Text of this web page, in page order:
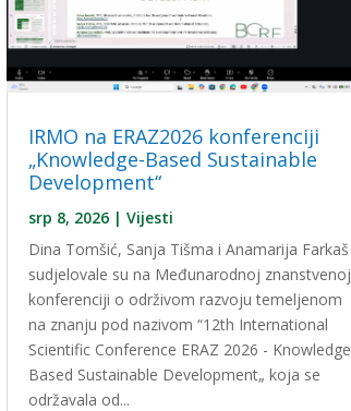
IRMO na ERAZ2026 konferenciji
„Knowledge-Based Sustainable
Development“
srp 8, 2026| Vijesti
Dina Tomšić, Sanja Tišma i Anamarija Farkaš
sudjelovale su na Međunarodnoj znanstvenoj
konferenciji o održivom razvoju temeljenom
na znanju pod nazivom “12th International
Scientific Conference ERAZ 2026 - Knowledge
Based Sustainable Development„ koja se
održavala od...